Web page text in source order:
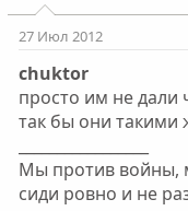
27 Июл 2012
chuktor
просто им не дали
так бы они такими
Мы против войны,
сиди ровно и не